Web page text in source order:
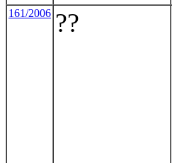
161/2006 ??